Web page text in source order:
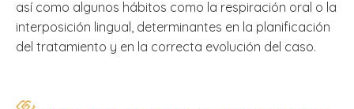
así como algunos hábitos como la respiración oral o la
interposición lingual, determinantes en la planificación
del tratamiento y en la correcta evolución del caso.